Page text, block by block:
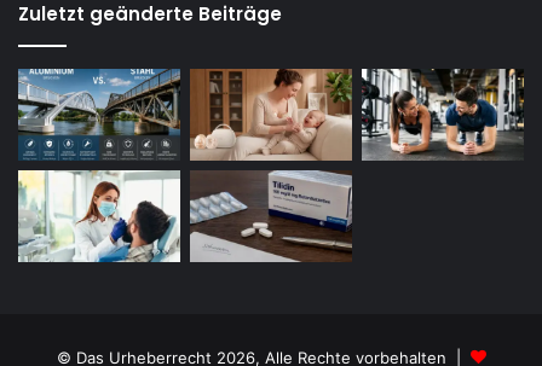
Zuletzt geänderte Beiträge
© Das Urheberrecht 2026, Alle Rechte vorbehalten |